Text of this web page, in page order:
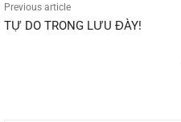
Previous article
TỰ DO TRONG LƯU ĐÀY!